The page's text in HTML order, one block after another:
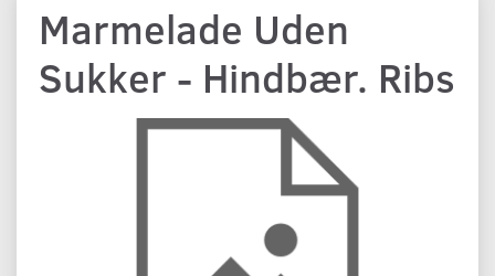
Marmelade Uden
Sukker - Hindbær. Ribs